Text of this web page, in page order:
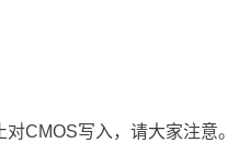
CMOS写入，请大家注意。